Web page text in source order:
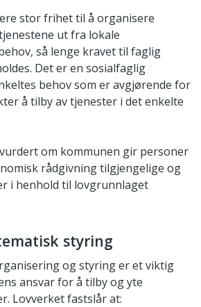
stor frihet til å organisere
ut fra lokale
så lenge kravet til faglig
Det er en sosialfaglig
behov som er avgjørende for
å tilby av tjenester i det enkelte
om kommunen gir personer
rådgivning tilgjengelige og
i henhold til lovgrunnlaget
styring
og styring er et viktig
ansvar for å tilby og yte
Lovverket fastslår at: